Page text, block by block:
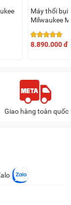
Máy thổi bụi
Milwaukee
8.890.000 đ
Giao hàng toàn quốc